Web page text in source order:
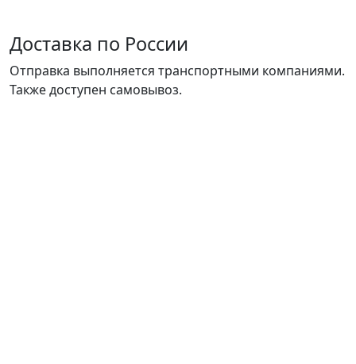
Доставка по России
Отправка выполняется транспортными компаниями.
Также доступен самовывоз.